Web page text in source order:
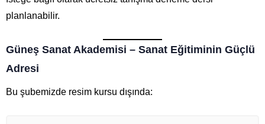
planlanabilir.
Güneş Sanat Akademisi – Sanat Eğitiminin Güçlü
Adresi
Bu şubemizde resim kursu dışında: